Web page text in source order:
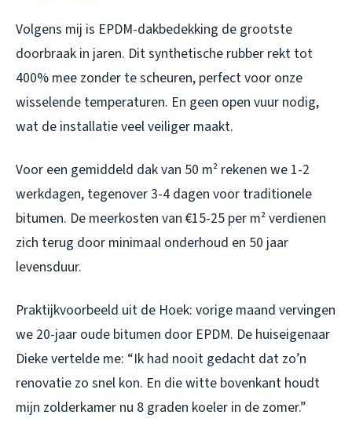
Volgens mij is EPDM-dakbedekking de grootste
doorbraak in jaren. Dit synthetische rubber rekt tot
400% mee zonder te scheuren, perfect voor onze
wisselende temperaturen. En geen open vuur nodig,
wat de installatie veel veiliger maakt.
Voor een gemiddeld dak van 50 m² rekenen we 1-2
werkdagen, tegenover 3-4 dagen voor traditionele
bitumen. De meerkosten van €15-25 per m² verdienen
zich terug door minimaal onderhoud en 50 jaar
levensduur.
Praktijkvoorbeeld uit de Hoek: vorige maand vervingen
we 20-jaar oude bitumen door EPDM. De huiseigenaar
Dieke vertelde me: “Ik had nooit gedacht dat zo’n
renovatie zo snel kon. En die witte bovenkant houdt
mijn zolderkamer nu 8 graden koeler in de zomer.”